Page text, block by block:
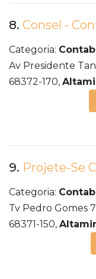
8. Consel -
Categoria:
Av Presidente
68372-170,
9. Projete-Se
Categoria:
Tv Pedro Gomes
68371-150,